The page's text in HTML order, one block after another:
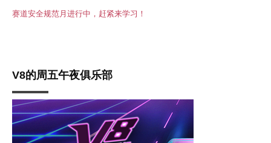
赛道安全规范月进行中，赶紧来学习！
V8的周五午夜俱乐部